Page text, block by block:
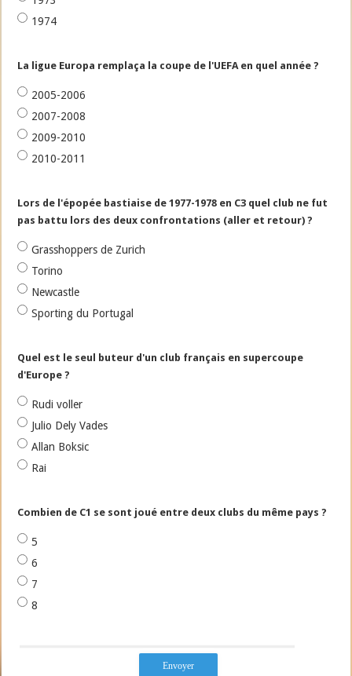
1974
La ligue Europa remplaça la coupe de l'UEFA en quel année ?
2005-2006
2007-2008
2009-2010
2010-2011
Lors de l'épopée bastiaise de 1977-1978 en C3 quel club ne fut
pas battu lors des deux confrontations (aller et retour) ?
Grasshoppers de Zurich
Torino
Newcastle
Sporting du Portugal
Quel est le seul buteur d'un club français en supercoupe
d'Europe ?
Rudi voller
Julio Dely Vades
Allan Boksic
Rai
Combien de C1 se sont joué entre deux clubs du même pays ?
5
6
7
8